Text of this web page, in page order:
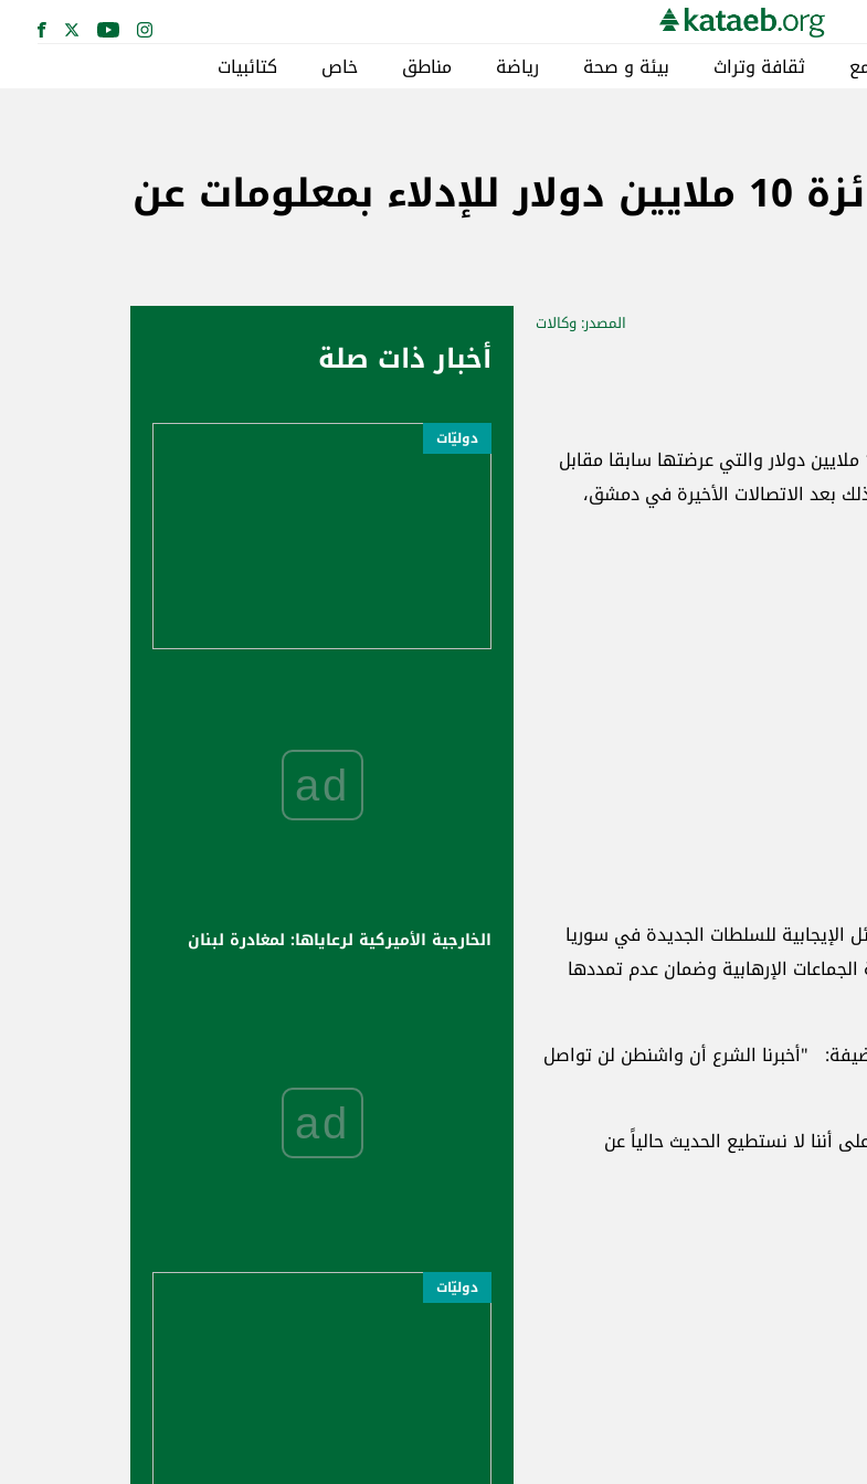
ثقافة وتراث بيئة و صحة رياضة مناطق خاص كتائبيات
الخارجية الأميركية: إلغاء جائزة 10 ملايين دولار للإدلاء بمعلومات عن
المصدر: وكالات
علنت الخارجية الأميركية أن "واشنطن ستلغي المكافأة البالغة 10 ملايين دولار والتي عرضتها سابقا مقابل
بعد الاتصالات الأخيرة في دمشق،
الإيجابية للسلطات الجديدة في سوريا
الإرهابية وضمان عدم تمددها
"أخبرنا الشرع أن واشنطن لن تواصل
أننا لا نستطيع الحديث حالياً عن
أخبار ذات صلة
دوليّات
ad
الخارجية الأميركية لرعاياها: لمغادرة لبنان
ad
دوليّات